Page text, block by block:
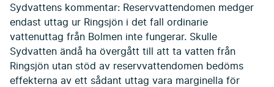
Sydvattens kommentar: Reservvattendomen medger
endast uttag ur Ringsjön i det fall ordinarie
vattenuttag från Bolmen inte fungerar. Skulle
Sydvatten ändå ha övergått till att ta vatten från
Ringsjön utan stöd av reservvattendomen bedöms
effekterna av ett sådant uttag vara marginella för